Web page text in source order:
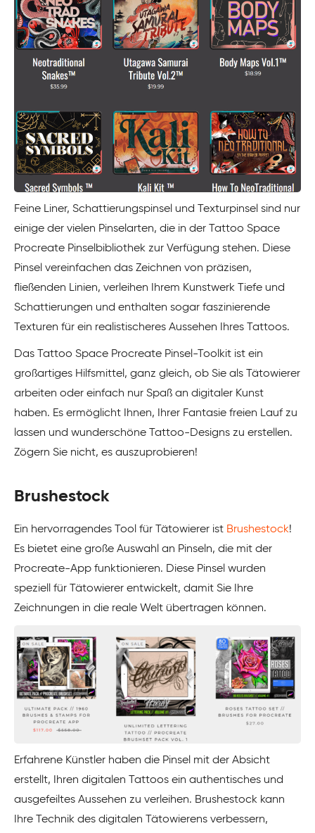
Feine Liner, Schattierungspinsel und Texturpinsel sind nur
einige der vielen Pinselarten, die in der Tattoo Space
Procreate Pinselbibliothek zur Verfügung stehen. Diese
Pinsel vereinfachen das Zeichnen von präzisen,
fließenden Linien, verleihen Ihrem Kunstwerk Tiefe und
Schattierungen und enthalten sogar faszinierende
Texturen für ein realistischeres Aussehen Ihres Tattoos.
Das Tattoo Space Procreate Pinsel-Toolkit ist ein
großartiges Hilfsmittel, ganz gleich, ob Sie als Tätowierer
arbeiten oder einfach nur Spaß an digitaler Kunst
haben. Es ermöglicht Ihnen, Ihrer Fantasie freien Lauf zu
lassen und wunderschöne Tattoo-Designs zu erstellen.
Zögern Sie nicht, es auszuprobieren!
Brushestock
Ein hervorragendes Tool für Tätowierer ist Brushestock!
Es bietet eine große Auswahl an Pinseln, die mit der
Procreate-App funktionieren. Diese Pinsel wurden
speziell für Tätowierer entwickelt, damit Sie Ihre
Zeichnungen in die reale Welt übertragen können.
Erfahrene Künstler haben die Pinsel mit der Absicht
erstellt, Ihren digitalen Tattoos ein authentisches und
ausgefeiltes Aussehen zu verleihen. Brushestock kann
Ihre Technik des digitalen Tätowierens verbessern,